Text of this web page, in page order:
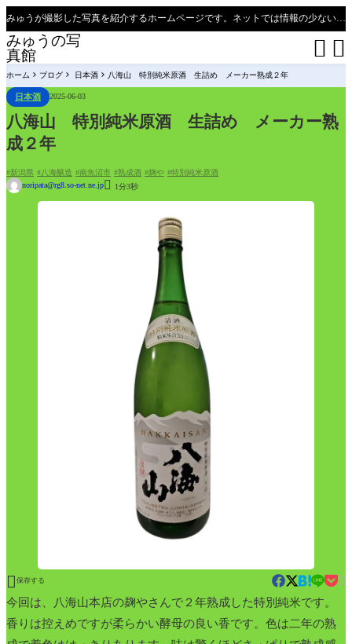
みゅうが撮影した写真を紹介するホームページです。ネットでは情報の少ない、新潟県、魚沼只見線の撮影ポイントの紹介があります（必見）。
みゅうの写
真館
 
ホーム ブログ 日本酒 八海山 特別純米原酒 生詰め メーカー熟成２年
日本酒 2025-06-03
八海山 特別純米原酒 生詰め メーカー熟
成２年
新潟県 八海醸造 南魚沼市 熟成酒 麹や
特別純米原酒
noripata@rg8.so-net.ne.jp 1分3秒
 保存する 
今回は、八海山本店の麹やさんで２年熟成した特別純米です。
香りは控えめですが柔らかい酵母の良い香です。色は二年の熟